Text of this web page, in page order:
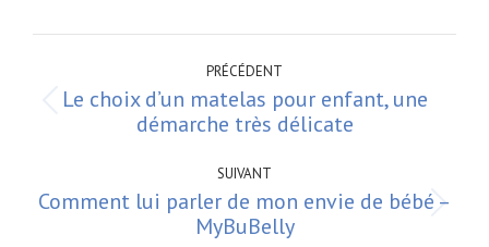
Facebook
X
LinkedInPinterest
Navigation
PRÉCÉDENT
Article
précédent
Le choix d’un matelas pour enfant, une
démarche très délicate
SUIVANT
Article
suivant
Comment lui parler de mon envie de bébé –
MyBuBelly